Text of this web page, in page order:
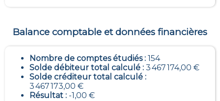
Balance comptable et données financières
Nombre de comptes étudiés : 154
Solde débiteur total calculé : 3 467 174,00 €
Solde créditeur total calculé :
3 467 173,00 €
Résultat : -1,00 €